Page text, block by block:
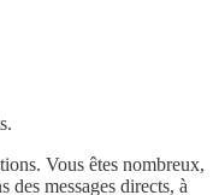
Vous êtes nombreux,
des messages directs, à